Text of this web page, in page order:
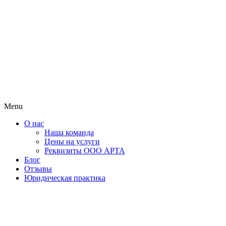
Menu
О нас
Наша команда
Цены на услуги
Реквизиты ООО АРТА
Блог
Отзывы
Юридическая практика